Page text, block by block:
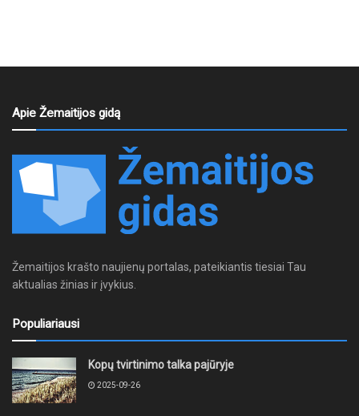
Apie Žemaitijos gidą
Žemaitijos krašto naujienų portalas, pateikiantis tiesiai Tau
aktualias žinias ir įvykius.
Populiariausi
Kopų tvirtinimo talka pajūryje
2025-09-26